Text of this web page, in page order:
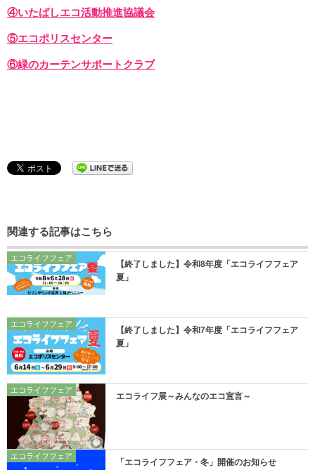
④いたばしエコ活動推進協議会
⑤エコポリスセンター
⑥緑のカーテンサポートクラブ
関連する記事はこちら
エコライフフェア
【終了しました】令和8年度「エコライフフェア
夏」
エコライフフェア
【終了しました】令和7年度「エコライフフェア
夏」
エコライフフェア
エコライフ展～みんなのエコ宣言～
エコライフフェア
「エコライフフェア・冬」開催のお知らせ